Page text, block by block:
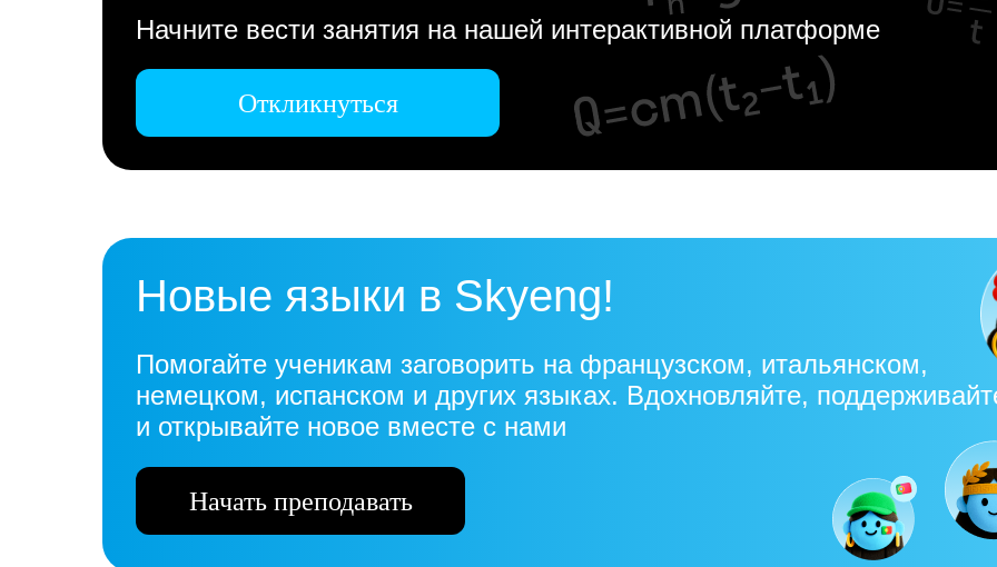
Начните вести занятия на нашей интерактивной платформе
Откликнуться
Новые языки в Skyeng!
Помогайте ученикам заговорить на французском, итальянском,
немецком, испанском и других языках. Вдохновляйте,
и открывайте новое вместе с нами
Начать преподавать